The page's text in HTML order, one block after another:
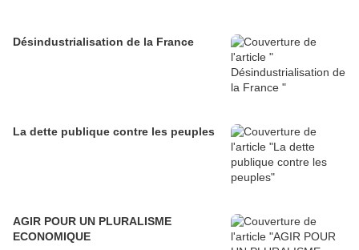
Désindustrialisation de la France
La dette publique contre les peuples
AGIR POUR UN PLURALISME
ECONOMIQUE